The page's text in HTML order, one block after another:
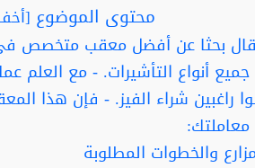
محتوى الموضوع [
بحثا عن أفضل معقب متخصص
أنواع التأشيرات. - مع العلم
راغبين شراء الفيز. - فإن هذا
والخطوات المطلوبة